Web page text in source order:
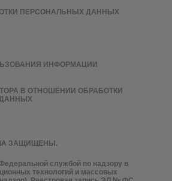
ЗАЩИЩЕНЫ.
службой по надзору в
технологий и массовых
ПЕРСОНАЛЬНЫХ ДАННЫХ
ИНФОРМАЦИИ
В ОТНОШЕНИИ ОБРАБОТКИ